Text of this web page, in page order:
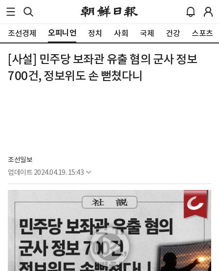
조선경제 오피니언 정치 사회 국제 건강 스포츠
[사설] 민주당 보좌관 유출 혐의 군사 정보
700건, 정보위도 손 뻗쳤다니
조선일보
업데이트 2024.04.19. 15:43